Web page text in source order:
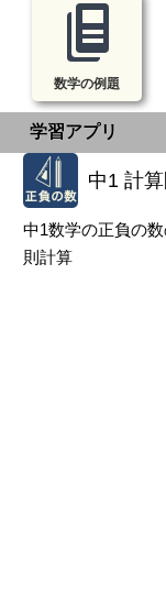
数学の例題
学習アプリ
中1 計
中1数学の正負の
則計算